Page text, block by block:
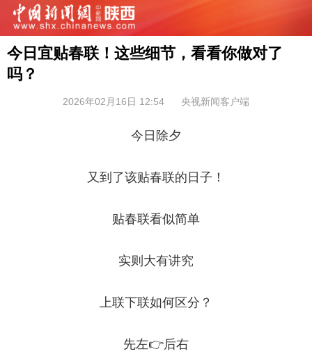
今日宜贴春联！这些细节，看看你做对了
吗？
2026年02月16日 12:54 央视新闻客户端
今日除夕
又到了该贴春联的日子！
贴春联看似简单
实则大有讲究
上联下联如何区分？
先左👉后右